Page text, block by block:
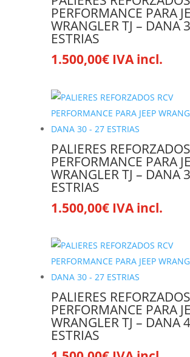
PERFORMANCE PARA
WRANGLER TJ – DANA
ESTRIAS
1.500,00€ IVA incl.
PALIERES
PERFORMANCE PARA
WRANGLER TJ – DANA
ESTRIAS
1.500,00€ IVA incl.
PALIERES
PERFORMANCE PARA
WRANGLER TJ – DANA
ESTRIAS